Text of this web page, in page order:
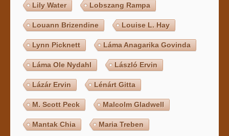
Lily Water Lobszang Rampa
Louann Brizendine Louise L. Hay
Lynn Picknett Láma Anagarika Govinda
Láma Ole Nydahl László Ervin
Lázár Ervin Lénárt Gitta
M. Scott Peck Malcolm Gladwell
Mantak Chia Maria Treben